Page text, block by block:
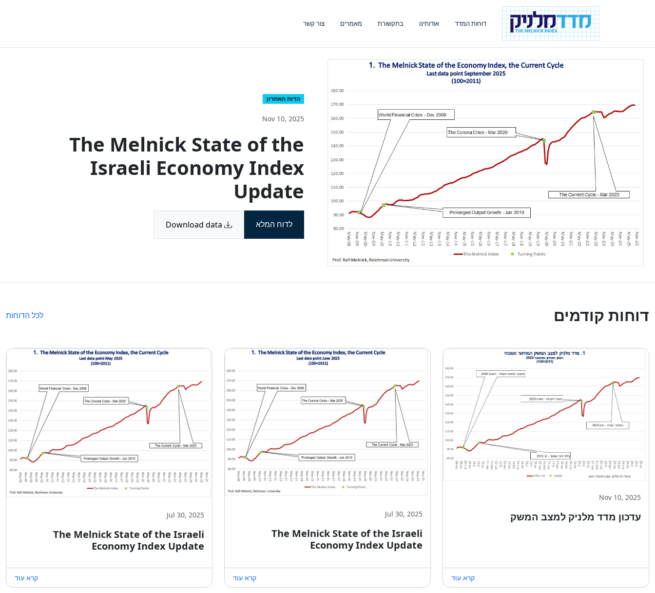
דוחות המדד אודותינו בתקשורת מאמרים צור קשר
הדוח האחרון
Nov 10, 2025
The Melnick State of the
Israeli Economy Index
Update
לדוח המלא
דוחות קודמים לכל הדוחות
Nov 10, 2025
עדכון מדד מלניק למצב המשק
קרא עוד
Jul 30, 2025
The Melnick State of the Israeli
Economy Index Update
קרא עוד
Jul 30, 2025
The Melnick State of the Israeli
Economy Index Update
קרא עוד